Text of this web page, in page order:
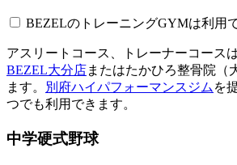
BEZELのトレーニングGYMは利用
アスリートコース、トレーナーコース
BEZEL大分店またはたかひろ整骨院（
ます。
別府ハイパフォーマンスジム を
つでも利用できます。
中学硬式野球